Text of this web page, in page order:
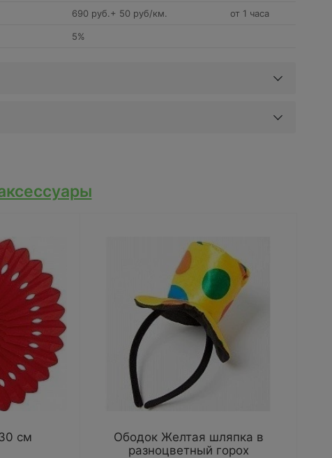
690 руб.+ 50 руб/км. от 1 часа
5%
см
Ободок Желтая шляпка в
разноцветный горох